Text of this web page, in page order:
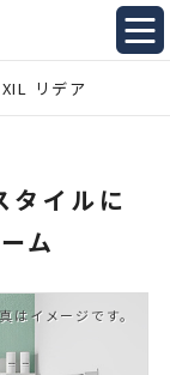
リデア
タイルに
ム